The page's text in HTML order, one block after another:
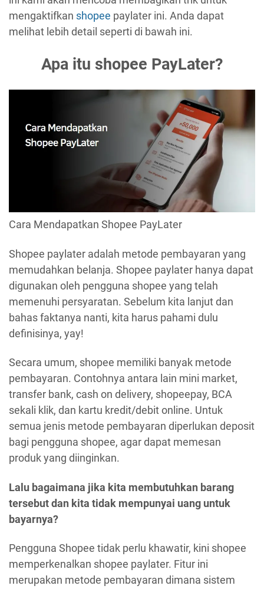
mengaktifkan shopee paylater ini. Anda dapat
melihat lebih detail seperti di bawah ini.
Apa itu shopee PayLater?
Cara Mendapatkan Shopee PayLater
Shopee paylater adalah metode pembayaran yang
memudahkan belanja. Shopee paylater hanya dapat
digunakan oleh pengguna shopee yang telah
memenuhi persyaratan. Sebelum kita lanjut dan
bahas faktanya nanti, kita harus pahami dulu
definisinya, yay!
Secara umum, shopee memiliki banyak metode
pembayaran. Contohnya antara lain mini market,
transfer bank, cash on delivery, shopeepay, BCA
sekali klik, dan kartu kredit/debit online. Untuk
semua jenis metode pembayaran diperlukan deposit
bagi pengguna shopee, agar dapat memesan
produk yang diinginkan.
Lalu bagaimana jika kita membutuhkan barang
tersebut dan kita tidak mempunyai uang untuk
bayarnya?
Pengguna Shopee tidak perlu khawatir, kini shopee
memperkenalkan shopee paylater. Fitur ini
merupakan metode pembayaran dimana sistem